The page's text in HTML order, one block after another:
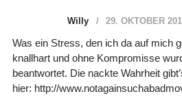
Willy 29. OKTOBER
Was ein Stress, den ich da auf mich
knallhart und ohne Kompromisse
beantwortet. Die nackte Wahrheit
hier: http://